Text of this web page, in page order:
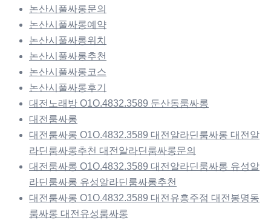
논산시풀싸롱문의
논산시풀싸롱예약
논산시풀싸롱위치
논산시풀싸롱추천
논산시풀싸롱코스
논산시풀싸롱후기
대전노래방 O1O.4832.3589 둔산동룸싸롱
대전룸싸롱
대전룸싸롱 O1O.4832.3589 대전알라딘룸싸롱 대전알
라딘룸싸롱추천 대전알라딘룸싸롱문의
대전룸싸롱 O1O.4832.3589 대전알라딘룸싸롱 유성알
라딘룸싸롱 유성알라딘룸싸롱추천
대전룸싸롱 O1O.4832.3589 대전유흥주점 대전봉명동
룸싸롱 대전유성룸싸롱